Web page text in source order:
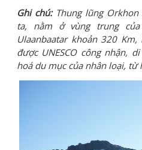
Ghi chú:Thung lũng Orkhon
ta, nằm ở vùng trung
Ulaanbaatar khoản 320
được UNESCO công nhận,
hoá du mục của nhân loại, từ